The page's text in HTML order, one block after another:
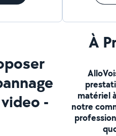
-
À
matériel
notre